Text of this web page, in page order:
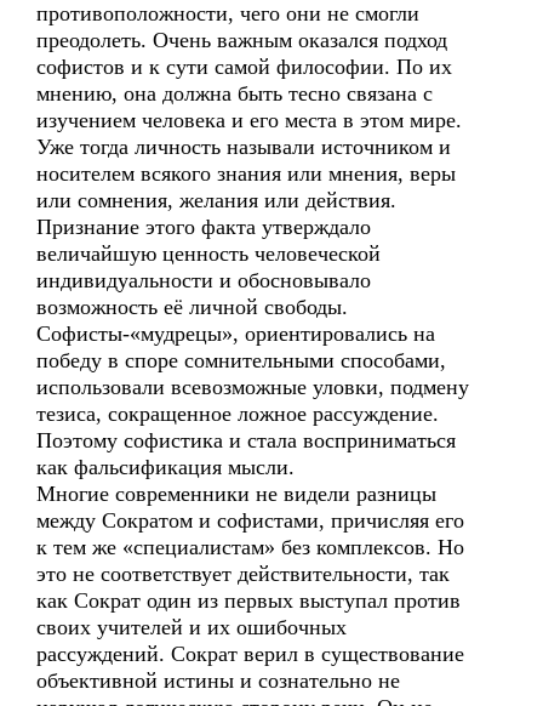
противоположности, чего они не смогли
преодолеть. Очень важным оказался подход
софистов и к сути самой философии. По их
мнению, она должна быть тесно связана с
изучением человека и его места в этом мире.
Уже тогда личность называли источником и
носителем всякого знания или мнения, веры
или сомнения, желания или действия.
Признание этого факта утверждало
величайшую ценность человеческой
индивидуальности и обосновывало
возможность её личной свободы.
Софисты-«мудрецы», ориентировались на
победу в споре сомнительными способами,
использовали всевозможные уловки, подмену
тезиса, сокращенное ложное рассуждение.
Поэтому софистика и стала восприниматься
как фальсификация мысли.
Многие современники не видели разницы
между Сократом и софистами, причисляя его
к тем же «специалистам» без комплексов. Но
это не соответствует действительности, так
как Сократ один из первых выступал против
своих учителей и их ошибочных
рассуждений. Сократ верил в существование
объективной истины и сознательно не